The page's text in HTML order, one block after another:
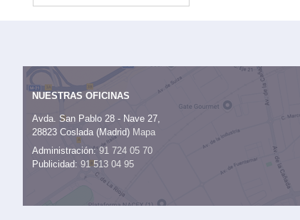
NUESTRAS OFICINAS
Avda. San Pablo 28 - Nave 27,
28823 Coslada (Madrid) Mapa
Administración:91 724 05 70
Publicidad: 91 513 04 95